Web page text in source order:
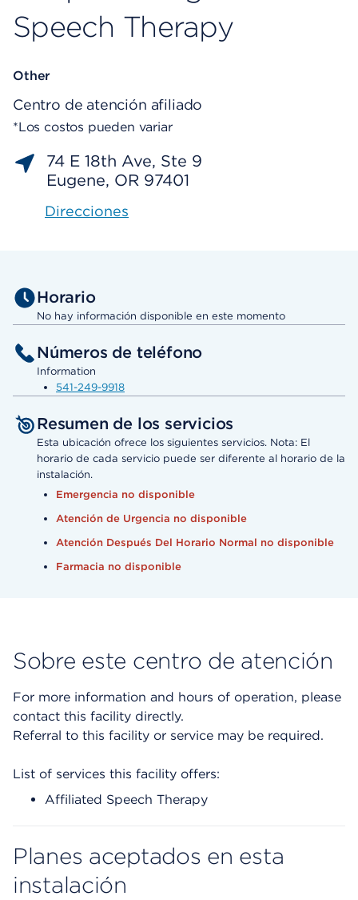
Speech Therapy
Other
Centro de atención afiliado
*Los costos pueden variar
74 E 18th Ave, Ste 9
Eugene, OR 97401
Direcciones
Horario
No hay información disponible en este momento
Números de teléfono
Information
541-249-9918
Resumen de los servicios
Esta ubicación ofrece los siguientes servicios. Nota: El
horario de cada servicio puede ser diferente al horario de la
instalación.
Emergencia no disponible
Atención de Urgencia no disponible
Atención Después Del Horario Normal no disponible
Farmacia no disponible
Sobre este centro de atención
For more information and hours of operation, please
contact this facility directly.
Referral to this facility or service may be required.
List of services this facility offers:
Affiliated Speech Therapy
Planes aceptados en esta
instalación